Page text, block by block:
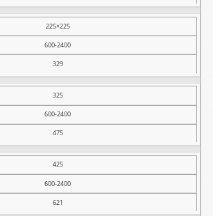
225×225
600-2400
329
325
600-2400
475
425
600-2400
621